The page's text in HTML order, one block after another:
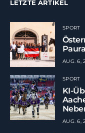
LETZTE ARTIKEL
SPORT
AUG. 6,
SPORT
KI-
AUG. 6,